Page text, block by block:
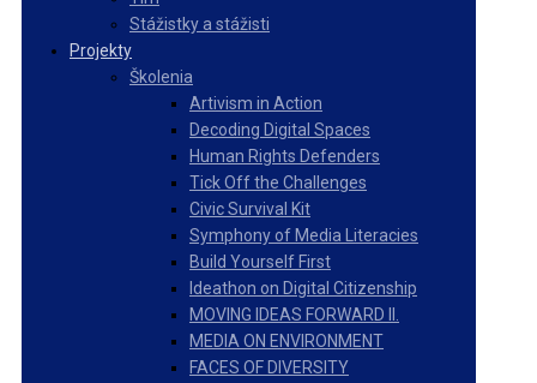
Stážistky a stážisti
Projekty
Školenia
Artivism in Action
Decoding Digital Spaces
Human Rights Defenders
Tick Off the Challenges
Civic Survival Kit
Symphony of Media Literacies
Build Yourself First
Ideathon on Digital Citizenship
MOVING IDEAS FORWARD II.
MEDIA ON ENVIRONMENT
FACES OF DIVERSITY